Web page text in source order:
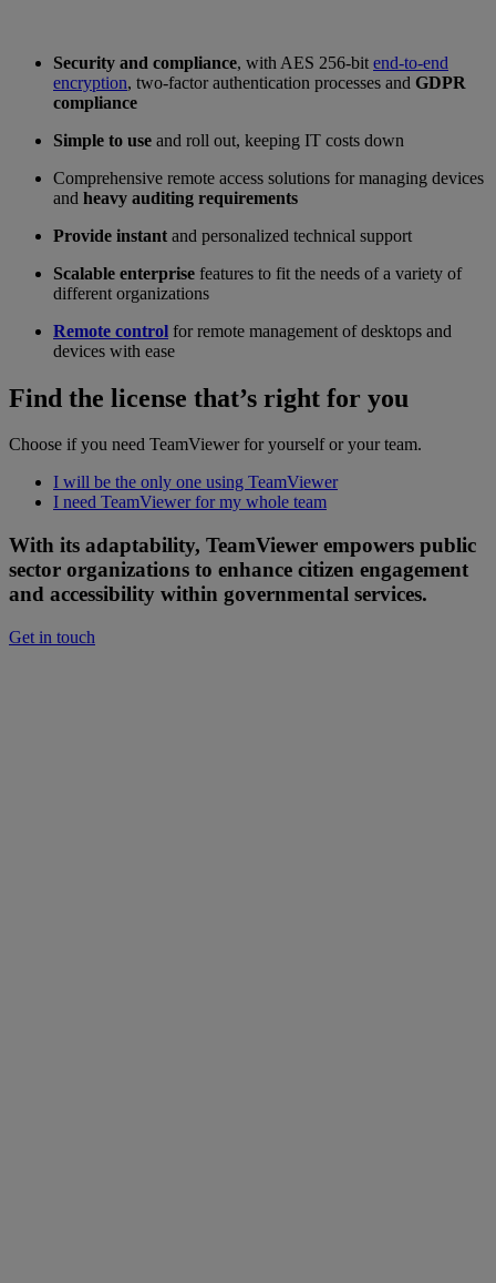
Security and compliance, with AES 256-bit end-to-end
encryption, two-factor authentication processes and GDPR
compliance
Simple to use and roll out, keeping IT costs down
Comprehensive remote access solutions for managing devices
and heavy auditing requirements
Provide instant and personalized technical support
Scalable enterprise features to fit the needs of a variety of
different organizations
Remote control for remote management of desktops and
devices with ease
Find the license that’s right for you
Choose if you need TeamViewer for yourself or your team.
I will be the only one using TeamViewer
I need TeamViewer for my whole team
With its adaptability, TeamViewer empowers public
sector organizations to enhance citizen engagement
and accessibility within governmental services.
Get in touch